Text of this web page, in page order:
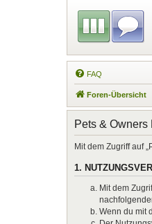
FAQ
Foren-Übersicht
Pets &
Mit dem Zugriff auf
1.
Mit dem
Wenn du mit